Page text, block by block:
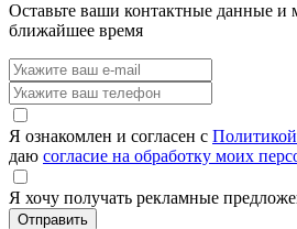
Оставьте ваши контактные данные и
ближайшее время
Я ознакомлен и согласен с
даю согласие на обработку моих
Я хочу получать рекламные
Отправить